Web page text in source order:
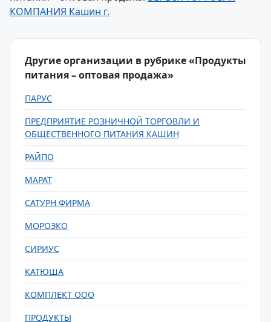
КОМПАНИЯ Кашин г.
Другие организации в рубрике «Продукты
питания – оптовая продажа»
ПАРУС
ПРЕДПРИЯТИЕ РОЗНИЧНОЙ ТОРГОВЛИ И
ОБЩЕСТВЕННОГО ПИТАНИЯ КАШИН
РАЙПО
МАРАТ
САТУРН ФИРМА
МОРОЗКО
СИРИУС
КАТЮША
КОМПЛЕКТ ООО
ПРОДУКТЫ